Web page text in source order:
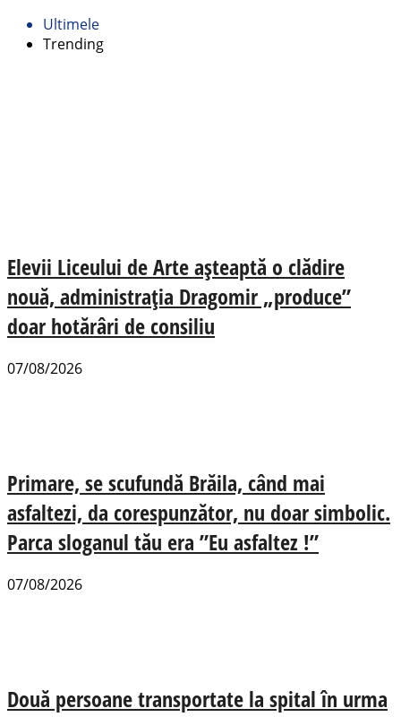
Ultimele
Trending
Elevii Liceului de Arte așteaptă o clădire
nouă, administrația Dragomir „produce”
doar hotărâri de consiliu
07/08/2026
Primare, se scufundă Brăila, când mai
asfaltezi, da corespunzător, nu doar simbolic.
Parca sloganul tău era ”Eu asfaltez !”
07/08/2026
Două persoane transportate la spital în urma